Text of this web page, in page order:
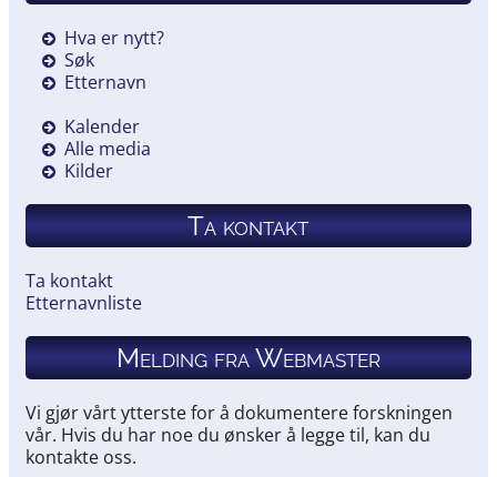
Hva er nytt?
Søk
Etternavn
Kalender
Alle media
Kilder
Ta kontakt
Ta kontakt
Etternavnliste
Melding fra Webmaster
Vi gjør vårt ytterste for å dokumentere forskningen
vår. Hvis du har noe du ønsker å legge til, kan du
kontakte oss.